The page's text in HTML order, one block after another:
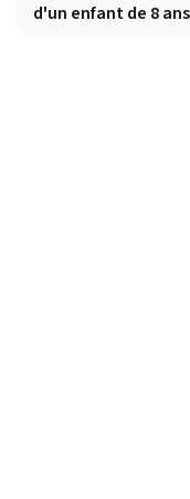
d'un enfant de 8